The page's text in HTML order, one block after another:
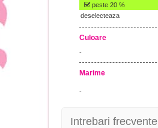
peste 20 %
deselecteaza
Culoare
-
Marime
-
Intrebari frecvente